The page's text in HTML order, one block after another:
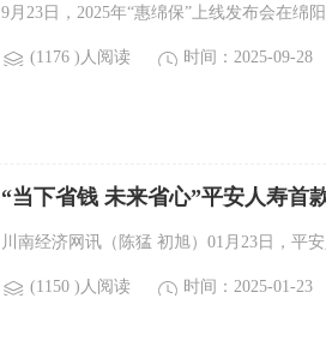
9月23日，2025年“惠绵保”上线发布会在绵
(1176 )人阅读 时间：2025-09-28
“当下省钱 未来省心”平安人寿首
川南经济网讯（陈猛 初旭）01月23日，平
(1150 )人阅读 时间：2025-01-23